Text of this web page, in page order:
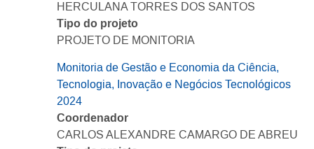
HERCULANA TORRES DOS SANTOS
Tipo do projeto
PROJETO DE MONITORIA
Monitoria de Gestão e Economia da Ciência,
Tecnologia, Inovação e Negócios Tecnológicos
2024
Coordenador
CARLOS ALEXANDRE CAMARGO DE ABREU